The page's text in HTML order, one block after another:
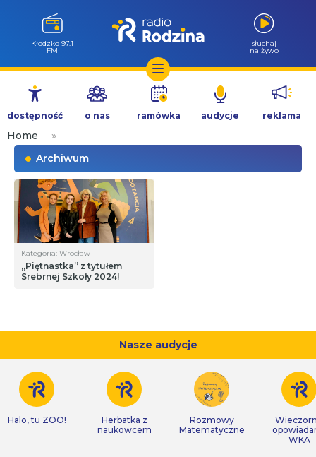
Przejdź
treści
Kłodzko 97.1
FM
słuchaj
na żywo
dostępność o nas ramówka audycje reklama
Home
»
Archiwum
Kategoria: Wrocław
„Piętnastka” z tytułem
Srebrnej Szkoły 2024!
Nasze audycje
Halo, tu ZOO!
Herbatka z
naukowcem
Rozmowy
Matematyczne
WKA